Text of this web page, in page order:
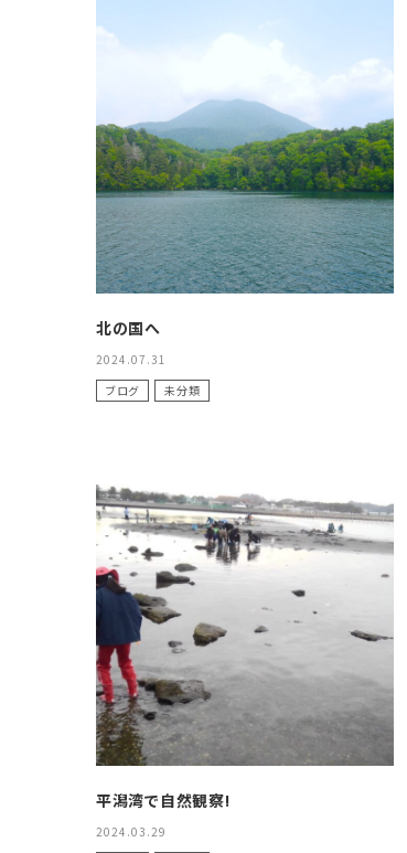
北の国へ
2024.07.31
ブログ
未分類
平潟湾で自然観察!
2024.03.29